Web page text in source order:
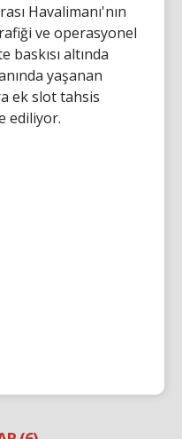
Havalimanı'nın
ve operasyonel
altında
yaşanan
ek slot tahsis
ediliyor.